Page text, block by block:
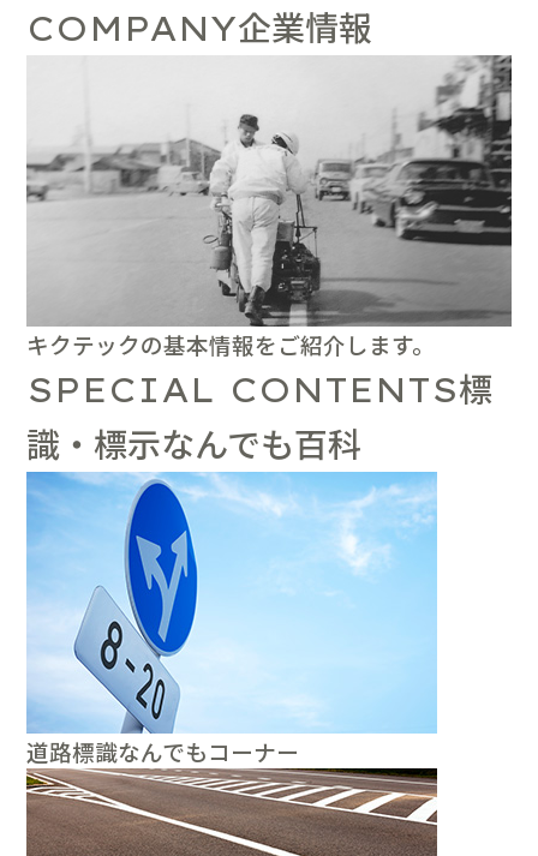
COMPANY企業情報
キクテックの基本情報をご紹介します。
SPECIAL CONTENTS標
識・標示なんでも百科
道路標識なんでもコーナー